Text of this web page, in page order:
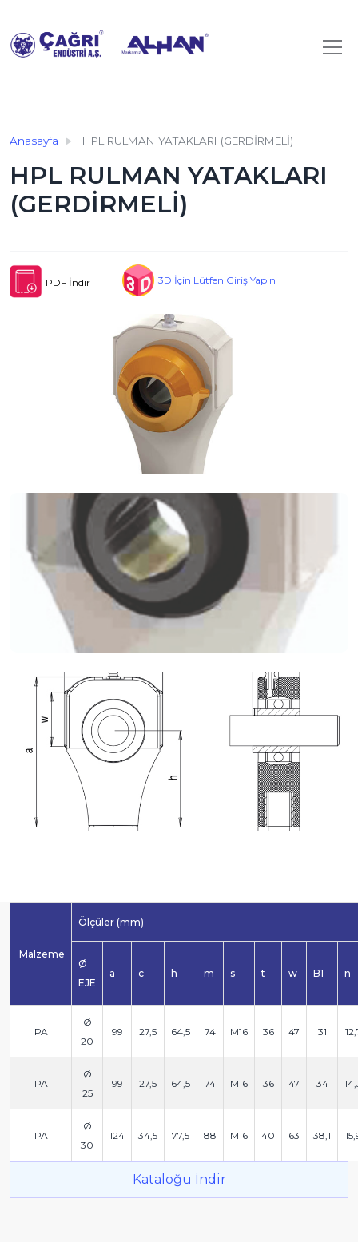
Anasayfa HPL RULMAN YATAKLARI (GERDİRMELİ)
HPL RULMAN YATAKLARI
(GERDİRMELİ)
PDF İndir 3D İçin Lütfen Giriş Yapın
Malzeme
Ölçüler (mm)
Ø
EJE
a c h m s t w B1 n
PA
Ø
20
99 27,5 64,5 74 M16 36 47 31
PA
Ø
25
99 27,5 64,5 74 M16 36 47 34
PA
Ø
30
124 34,5 77,5 88 M16 40 63 38,1
Kataloğu İndir